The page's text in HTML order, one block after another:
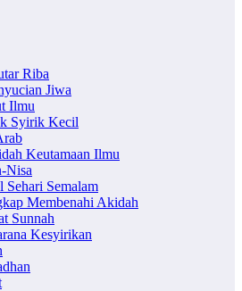
Riba
Jiwa
Ilmu
Syirik Kecil
Keutamaan Ilmu
Nisa
Sehari Semalam
Membenahi Akidah
Sunnah
Kesyirikan